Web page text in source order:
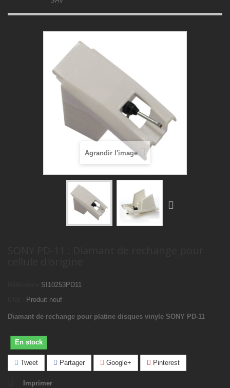
Agrandir l'image
SI10253PD11
Produit neuf
Diamant de rechange pour platine disques vinyle SONY PD-11
En stock
Tweet Partager Google+ Pinterest
Imprimer